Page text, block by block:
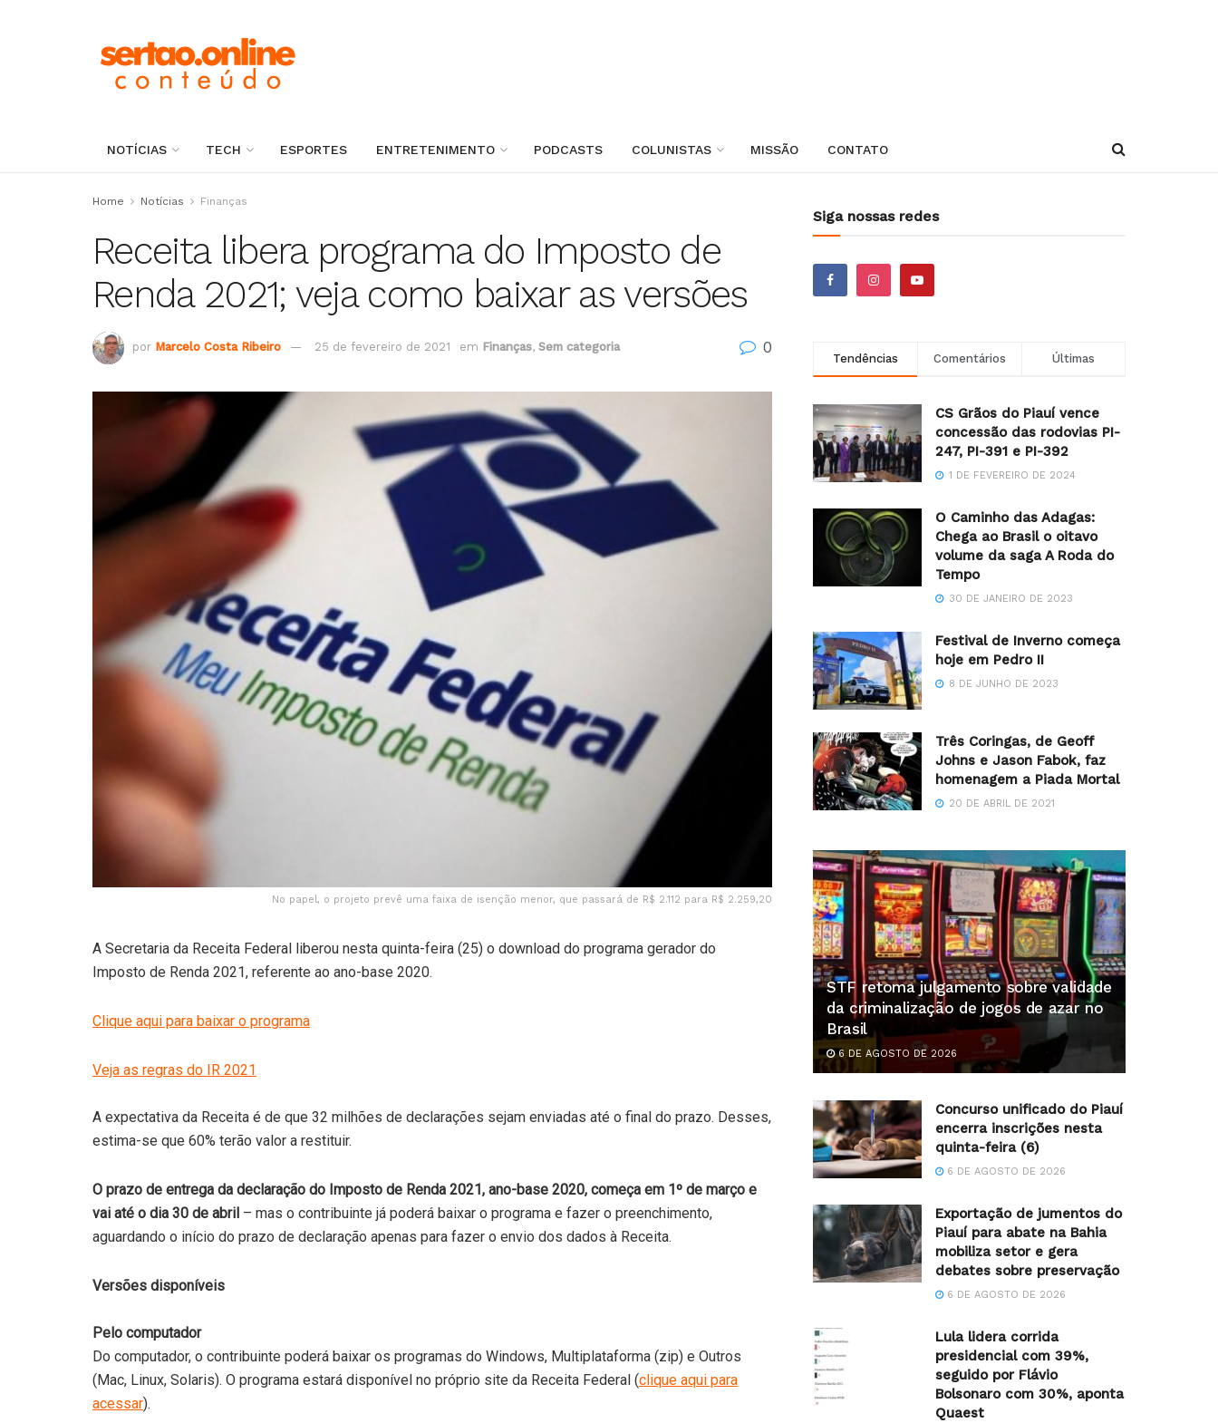
NOTÍCIAS TECH ESPORTES ENTRETENIMENTO PODCASTS COLUNISTAS MISSÃO CONTATO
Home Notícias Finanças
Receita libera programa do Imposto de
Renda 2021; veja como baixar as versões
por Marcelo Costa Ribeiro 25 de fevereiro de 2021 em Finanças, Sem categoria 0
No papel, o projeto prevê uma faixa de isenção menor, que passará de R$ 2.112 para R$ 2.259,20
A Secretaria da Receita Federal liberou nesta quinta-feira (25) o download do programa gerador do
Imposto de Renda 2021, referente ao ano-base 2020.
Clique aqui para baixar o programa
Veja as regras do IR 2021
A expectativa da Receita é de que 32 milhões de declarações sejam enviadas até o final do prazo. Desses,
estima-se que 60% terão valor a restituir.
O prazo de entrega da declaração do Imposto de Renda 2021, ano-base 2020, começa em 1º de março e
vai até o dia 30 de abril – mas o contribuinte já poderá baixar o programa e fazer o preenchimento,
aguardando o início do prazo de declaração apenas para fazer o envio dos dados à Receita.
Versões disponíveis
Pelo computador
Do computador, o contribuinte poderá baixar os programas do Windows, Multiplataforma (zip) e Outros
(Mac, Linux, Solaris). O programa estará disponível no próprio site da Receita Federal (clique aqui para
acessar).
Siga nossas redes
Tendências Comentários Últimas
CS Grãos do Piauí vence
concessão das rodovias PI-
247, PI-391 e PI-392
1 DE FEVEREIRO DE 2024
O Caminho das Adagas:
Chega ao Brasil o oitavo
volume da saga A Roda do
Tempo
30 DE JANEIRO DE 2023
Festival de Inverno começa
hoje em Pedro II
8 DE JUNHO DE 2023
Três Coringas, de Geoff
Johns e Jason Fabok, faz
homenagem a Piada Mortal
20 DE ABRIL DE 2021
STF retoma julgamento sobre validade
da criminalização de jogos de azar no
Brasil
6 DE AGOSTO DE 2026
Concurso unificado do Piauí
encerra inscrições nesta
quinta-feira (6)
6 DE AGOSTO DE 2026
Exportação de jumentos do
Piauí para abate na Bahia
mobiliza setor e gera
debates sobre preservação
6 DE AGOSTO DE 2026
Lula lidera corrida
presidencial com 39%,
seguido por Flávio
Bolsonaro com 30%, aponta
Quaest